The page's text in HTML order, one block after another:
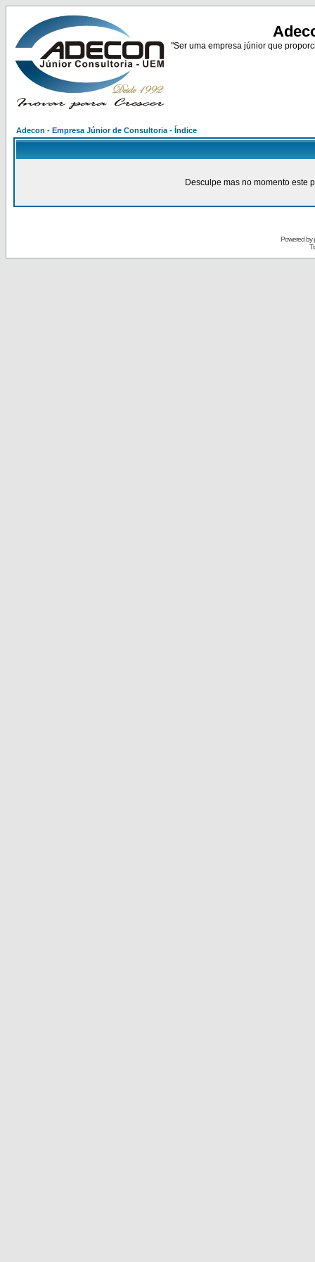
"Ser uma empresa júnior que
Adecon - Empresa Júnior de Consultoria - Índice
Desculpe mas no momento este
Powered by